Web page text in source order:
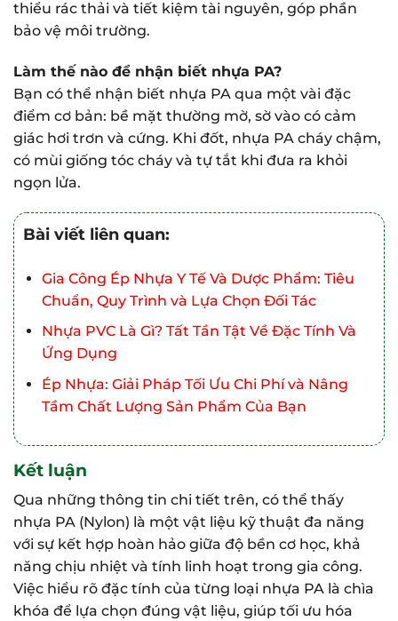
thiểu rác thải và tiết kiệm tài nguyên, góp phần
bảo vệ môi trường.
Làm thế nào để nhận biết nhựa PA?
Bạn có thể nhận biết nhựa PA qua một vài đặc
điểm cơ bản: bề mặt thường mờ, sờ vào có cảm
giác hơi trơn và cứng. Khi đốt, nhựa PA cháy chậm,
có mùi giống tóc cháy và tự tắt khi đưa ra khỏi
ngọn lửa.
Bài viết liên quan:
Gia Công Ép Nhựa Y Tế Và Dược Phẩm: Tiêu
Chuẩn, Quy Trình và Lựa Chọn Đối Tác
Nhựa PVC Là Gì? Tất Tần Tật Về Đặc Tính Và
Ứng Dụng
Ép Nhựa: Giải Pháp Tối Ưu Chi Phí và Nâng
Tầm Chất Lượng Sản Phẩm Của Bạn
Kết luận
Qua những thông tin chi tiết trên, có thể thấy
nhựa PA (Nylon) là một vật liệu kỹ thuật đa năng
với sự kết hợp hoàn hảo giữa độ bền cơ học, khả
năng chịu nhiệt và tính linh hoạt trong gia công.
Việc hiểu rõ đặc tính của từng loại nhựa PA là chìa
khóa để lựa chọn đúng vật liệu, giúp tối ưu hóa